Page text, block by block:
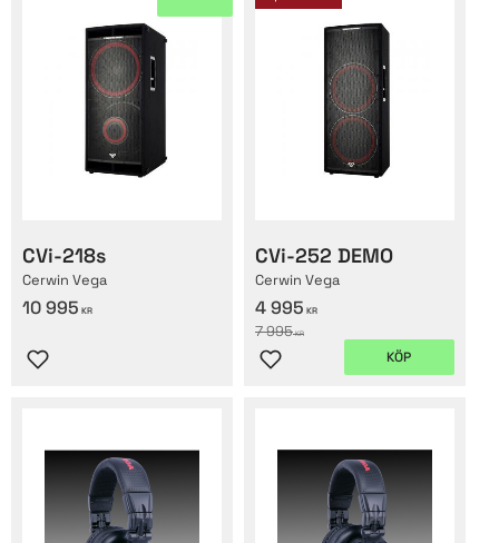
CVi-218s
Cerwin Vega
10 995 KR
Lägg till i favoriter
CVi-252 DEMO
Cerwin Vega
4 995 KR
7 995KR
Lägg till i favoriter
KÖP